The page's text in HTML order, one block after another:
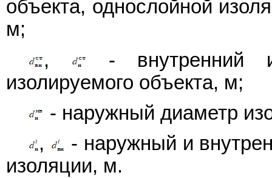
объекта, однослойной
м;
,
- внутренний
изолируемого объекта, м;
- наружный диаметр
,
- наружный и
изоляции, м.